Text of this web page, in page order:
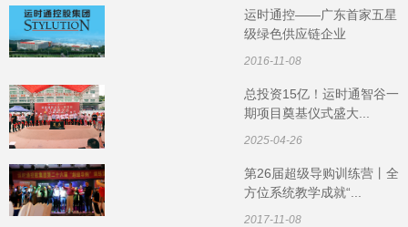
运时通控——广东首家五星
级绿色供应链企业
2016-11-08
总投资15亿！运时通智谷一
期项目奠基仪式盛大...
2025-04-26
第26届超级导购训练营丨全
方位系统教学成就“...
2017-11-08